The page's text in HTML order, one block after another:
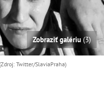
Zobraziť galériu (3)
Twitter/SlaviaPraha)